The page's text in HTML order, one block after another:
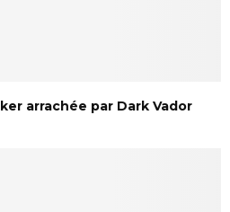
arrachée par Dark Vador